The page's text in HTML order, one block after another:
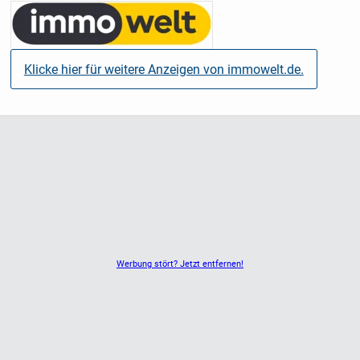
verschenken oder verkaufen
- Mit einer Pflegeimmobilie haben Sie Sicherheit und
Rendite in einem Produkt
- Sie profitieren von kleinen Kaufpreisen zwischen
180.000 € und 250.000 €
- Sie kaufen Ihre Pflegeimmobilie provisionsfrei
Werbung stört? Jetzt entfernen!
Klicke hier für weitere Anzeigen von immowelt.de.